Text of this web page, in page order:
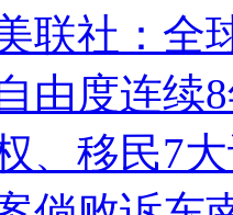
联社：全
由度连续
、移民7